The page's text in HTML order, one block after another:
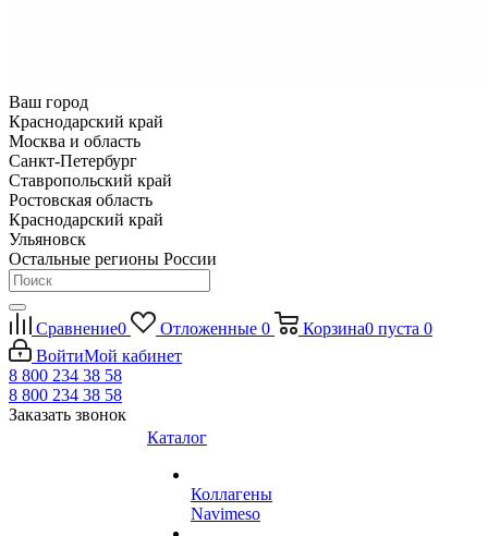
Ваш город
Краснодарский край
Москва и область
Санкт-Петербург
Ставропольский край
Ростовская область
Краснодарский край
Ульяновск
Остальные регионы России
Сравнение0 Отложенные 0 Корзина0 пуста 0
ВойтиМой кабинет
8 800 234 38 58
8 800 234 38 58
Заказать звонок
Каталог
Коллагены
Navimeso